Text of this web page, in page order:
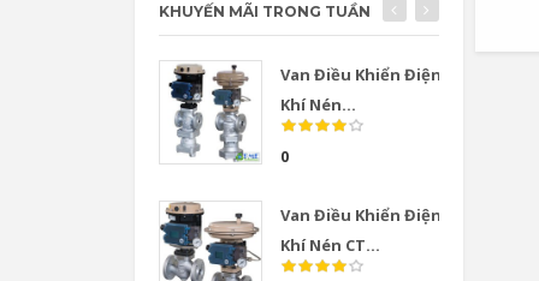
KHUYẾN MÃI TRONG TUẦN
Van Điều Khiển Điện
Khí Nén...
0
Van Điều Khiển Điện
Khí Nén CT...